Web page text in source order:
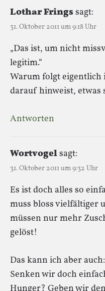
Lothar Fringssagt:
31. Oktober 2011 um 9:18 Uhr
„Das ist, um nicht
legitim.“
Warum folgt
darauf hinweist, etwas
Antworten
Wortvogelsagt:
31. Oktober 2011 um 9:32 Uhr
Es ist doch alles so
muss bloss vielfältiger
müssen nur mehr
gelöst!
Das kann ich aber
Senken wir doch